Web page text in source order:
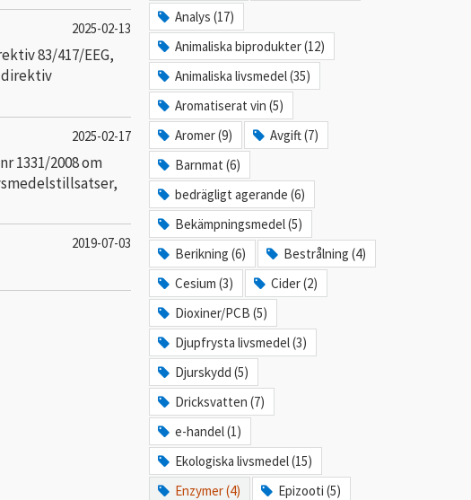
2025-02-13
83/417/EEG,
direktiv
2025-02-17
1331/2008 om
2019-07-03
Analys (17)
Animaliska biprodukter (12)
Animaliska livsmedel (35)
Aromatiserat vin (5)
Aromer (9)
Avgift (7)
Barnmat (6)
bedrägligt agerande (6)
Bekämpningsmedel (5)
Berikning (6)
Bestrålning (4)
Cesium (3)
Cider (2)
Dioxiner/PCB (5)
Djupfrysta livsmedel (3)
Djurskydd (5)
Dricksvatten (7)
e-handel (1)
Ekologiska livsmedel (15)
Enzymer (4)
Epizooti (5)